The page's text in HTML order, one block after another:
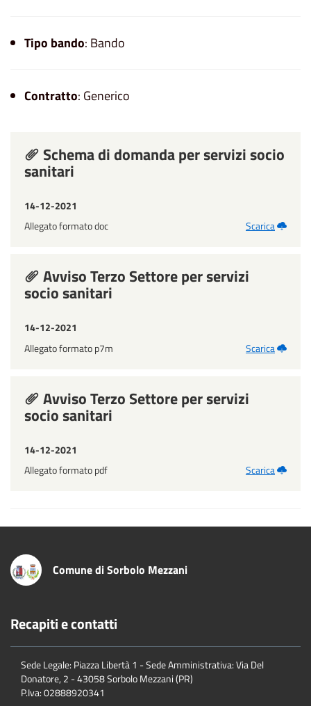
Tipo bando: Bando
Contratto: Generico
Schema di domanda per servizi socio
sanitari
14-12-2021
Allegato formato doc
Scarica
Avviso Terzo Settore per servizi
socio sanitari
14-12-2021
Allegato formato p7m
Scarica
Avviso Terzo Settore per servizi
socio sanitari
14-12-2021
Allegato formato pdf
Scarica
Comune di Sorbolo Mezzani
Recapiti e contatti
Sede Legale: Piazza Libertà 1 - Sede Amministrativa: Via Del
Donatore, 2 - 43058 Sorbolo Mezzani (PR)
P.Iva:02888920341